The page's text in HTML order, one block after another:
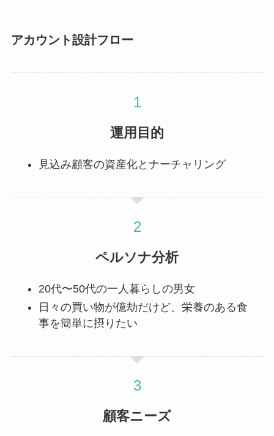
アカウント設計フロー
運用目的
見込み顧客の資産化とナーチャリング
ペルソナ分析
20代〜50代の一人暮らしの男女
日々の買い物が億劫だけど、栄養のある食
事を簡単に摂りたい
顧客ニーズ